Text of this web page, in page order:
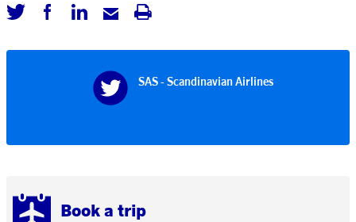
Book a trip
SAS - Scandinavian Airlines